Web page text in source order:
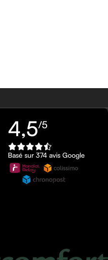
4,5/5
Basé sur 374 avis Google